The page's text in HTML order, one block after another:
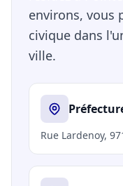
environs, vous
civique dans
ville.
Rue Lardenoy,